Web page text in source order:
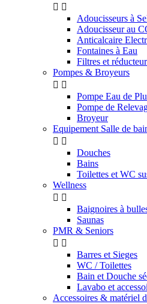
 
Adoucisseurs à
Adoucisseur au
Anticalcaire
Fontaines à Eau
Filtres et
Pompes & Broyeurs
 
Pompe Eau de
Pompe de
Broyeur
Equipement Salle de
 
Douches
Bains
Toilettes et WC
Wellness
 
Baignoires à
Saunas
PMR & Seniors
 
Barres et Sieges
WC / Toilettes
Bain et Douche
Lavabo et
Accessoires & matériel